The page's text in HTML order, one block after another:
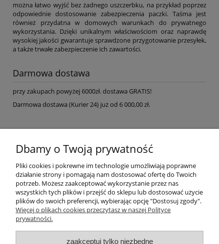
można łatwo wyjść bez żadnego uszczerbku, na przykład poprzez
odpowiednie dostosowanie zabezpieczenia paczki. Taśma jest
również przydatna w domowych warunkach do prywatnego
wykorzystania. Dzięki unikalnym właściwościom oraz naprawdę
wysokiej jakości gwarantuje sprawdzone przygotowanie przesyłek,
a także trwałe zabezpieczenie ich zawartości.
Darmowa dostawa
przy zakupach powyżej 6000zł. dostawa GRATIS!
Darmowa dostawa (Kurier 24) już od 6 000,00 zł.
Pomoc
Dostawa
Moje konto
Dbamy o Twoją prywatność
Pliki cookies i pokrewne im technologie umożliwiają poprawne
działanie strony i pomagają nam dostosować ofertę do Twoich
potrzeb. Możesz zaakceptować wykorzystanie przez nas
wszystkich tych plików i przejść do sklepu lub dostosować użycie
plików do swoich preferencji, wybierając opcję "Dostosuj zgody".
Więcej o plikach cookies przeczytasz w naszej Polityce
prywatności.
zaakceptuj tylko niezbędne